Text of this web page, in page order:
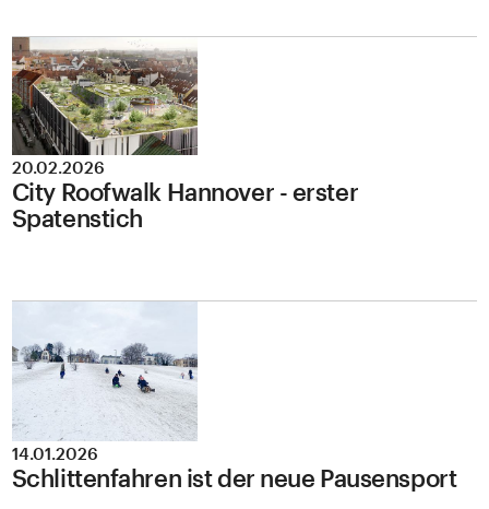
20.02.2026
City Roofwalk Hannover - erster
Spatenstich
14.01.2026
Schlittenfahren ist der neue Pausensport